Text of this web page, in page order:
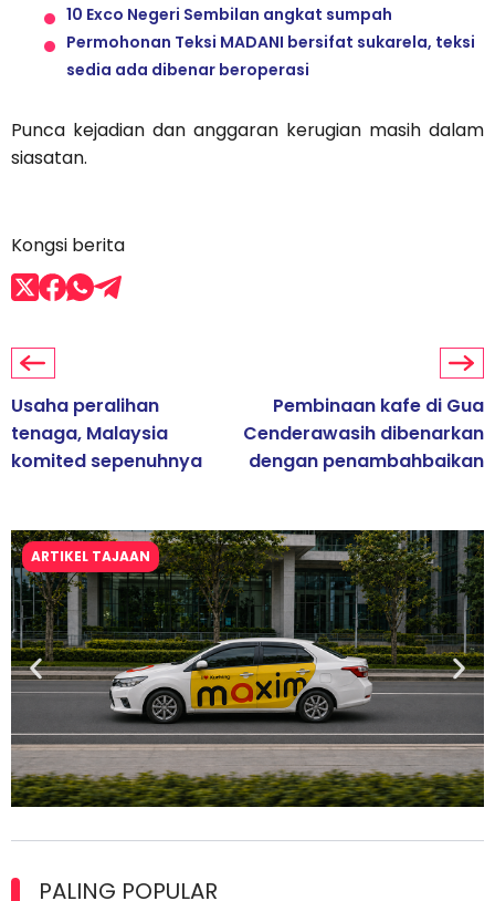
10 Exco Negeri Sembilan angkat sumpah
Permohonan Teksi MADANI bersifat sukarela, teksi
sedia ada dibenar beroperasi
Punca kejadian dan anggaran kerugian masih dalam
siasatan.
Kongsi berita
Usaha peralihan
tenaga, Malaysia
komited sepenuhnya
Pembinaan kafe di Gua
Cenderawasih dibenarkan
dengan penambahbaikan
ARTIKEL TAJAAN
lesen separuh pertama 2026
PALING POPULAR